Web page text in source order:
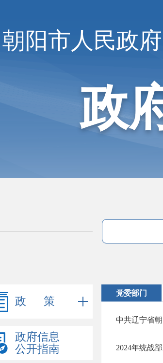
朝阳市人民政府
政
政 策
政府信息
公开指南
党委部门
2024年统战